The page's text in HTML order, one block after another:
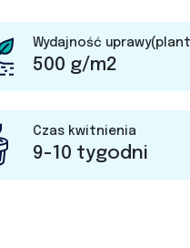
Wydajność
500 g/m2
Czas kwitnienia
9-10 tygodni